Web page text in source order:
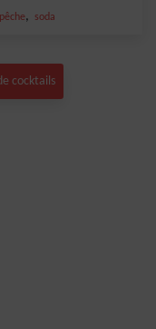
, soda
cocktails